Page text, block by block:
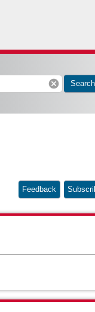
cancel Search
Feedback